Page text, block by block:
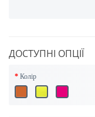
ДОСТУПНІ ОПЦІЇ
Колір